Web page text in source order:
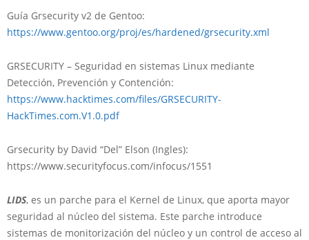
Guía Grsecurity v2 de Gentoo:
https://www.gentoo.org/proj/es/hardened/grsecurity.xml
GRSECURITY – Seguridad en sistemas Linux mediante
Detección, Prevención y Contención:
https://www.hacktimes.com/files/GRSECURITY-
HackTimes.com.V1.0.pdf
Grsecurity by David “Del” Elson (Ingles):
https://www.securityfocus.com/infocus/1551
LIDS, es un parche para el Kernel de Linux, que aporta mayor
seguridad al núcleo del sistema. Este parche introduce
sistemas de monitorización del núcleo y un control de acceso al